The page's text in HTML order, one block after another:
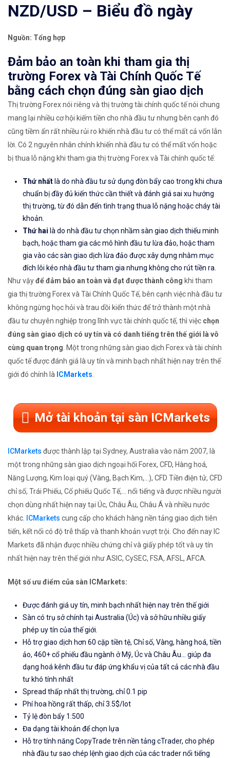
NZD/USD – Biểu đồ ngày
Nguồn: Tổng hợp
Đảm bảo an toàn khi tham gia thị
trường Forex và Tài Chính Quốc Tế
bằng cách chọn đúng sàn giao dịch
Thị trường Forex nói riêng và thị trường tài chính quốc tế nói chung
mang lại nhiều cơ hội kiếm tiền cho nhà đầu tư nhưng bên cạnh đó
cũng tiềm ẩn rất nhiều rủi ro khiến nhà đầu tư có thể mất cả vốn lẫn
lời. Có 2 nguyên nhân chính khiến nhà đầu tư có thể mất vốn hoặc
bị thua lỗ nặng khi tham gia thị trường Forex và Tài chính quốc tế:
Thứ nhất là do nhà đầu tư sử dụng đòn bẩy cao trong khi chưa
chuẩn bị đầy đủ kiến thức cần thiết và đánh giá sai xu hướng
thị trường, từ đó dẫn đến tình trạng thua lỗ nặng hoặc cháy tài
khoản.
Thứ hai là do nhà đầu tư chọn nhầm sàn giao dịch thiếu minh
bạch, hoặc tham gia các mô hình đầu tư lừa đảo, hoặc tham
gia vào các sàn giao dịch lừa đảo được xây dựng nhằm mục
đích lôi kéo nhà đầu tư tham gia nhưng không cho rút tiền ra.
Như vậyđể đảm bảo an toàn và đạt được thành công khi tham
gia thị trường Forex và Tài Chính Quốc Tế, bên cạnh việc nhà đầu tư
không ngừng học hỏi và trau dồi kiến thức để trở thành một nhà
đầu tư chuyên nghiệp trong lĩnh vực tài chính quốc tế, thì việc chọn
đúng sàn giao dịch có uy tín và có danh tiếng trên thế giới là vô
cùng quan trọng. Một trong những sàn giao dịch Forex và tài chính
quốc tế được đánh giá là uy tín và minh bạch nhất hiện nay trên thế
giới đó chính là ICMarkets.
Mở tài khoản tại sàn ICMarkets
ICMarkets được thành lập tại Sydney, Australia vào năm 2007, là
một trong những sàn giao dịch ngoại hối Forex, CFD, Hàng hoá,
Năng Lượng, Kim loại quý (Vàng, Bạch Kim,...), CFD Tiền điện tử, CFD
chỉ số, Trái Phiếu, Cổ phiếu Quốc Tế,... nổi tiếng và được nhiều người
chọn dùng nhất hiện nay tại Úc, Châu Âu, Châu Á và nhiều nước
khác. ICMarkets cung cấp cho khách hàng nền tảng giao dịch tiên
tiến, kết nối có độ trễ thấp và thanh khoản vượt trội. Cho đến nay IC
Markets đã nhận được nhiều chứng chỉ và giấy phép tốt và uy tín
nhất hiện nay trên thế giới như ASIC, CySEC, FSA, AFSL, AFCA.
Một số ưu điểm của sàn ICMarkets:
Được đánh giá uy tín, minh bạch nhất hiện nay trên thế giới
Sàn có trụ sở chính tại Australia (Úc) và sở hữu nhiều giấy
phép uy tín của thế giới.
Hỗ trợ giao dịch hơn 60 cặp tiền tệ, Chỉ số, Vàng, hàng hoá, tiền
ảo, 460+ cổ phiếu đầu ngành ở Mỹ, Úc và Châu Âu... giúp đa
dạng hoá kênh đầu tư đáp ứng khẩu vị của tất cả các nhà đầu
tư khó tính nhất
Spread thấp nhất thị trường, chỉ 0.1 pip
Phí hoa hồng rất thấp, chỉ 3.5$/lot
Tỷ lệ đòn bẩy 1:500
Đa dạng tài khoản để chọn lựa
Hỗ trợ tính năng CopyTrade trên nền tảng cTrader, cho phép
nhà đầu tư sao chép lệnh giao dịch của các trader nổi tiếng